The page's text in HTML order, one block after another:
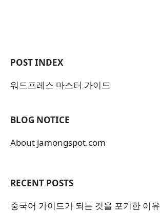
POST INDEX
워드프레스 마스터 가이드
BLOG NOTICE
About jamongspot.com
RECENT POSTS
중국어 가이드가 되는 것을 포기한 이유